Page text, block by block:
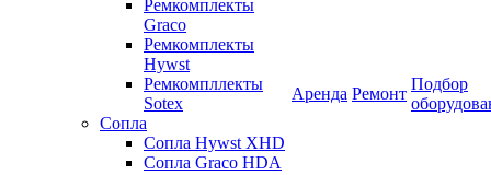
Ремкомплекты
Graco
Ремкомплекты
Hywst
Ремкомпллекты
Sotex
Сопла
Сопла Hywst XHD
Сопла Graco HDA
Аренда Ремонт
Подбор